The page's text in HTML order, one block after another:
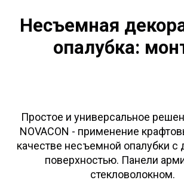
Несъемная
опалубка:
Простое и универсальное
NOVACON - применение
качестве несъемной опалубки с
поверхностью. Панели
стекловолокном.